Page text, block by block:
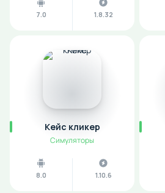
7.0 1.8.32
Кейс кликер
Симуляторы
8.0 1.10.6